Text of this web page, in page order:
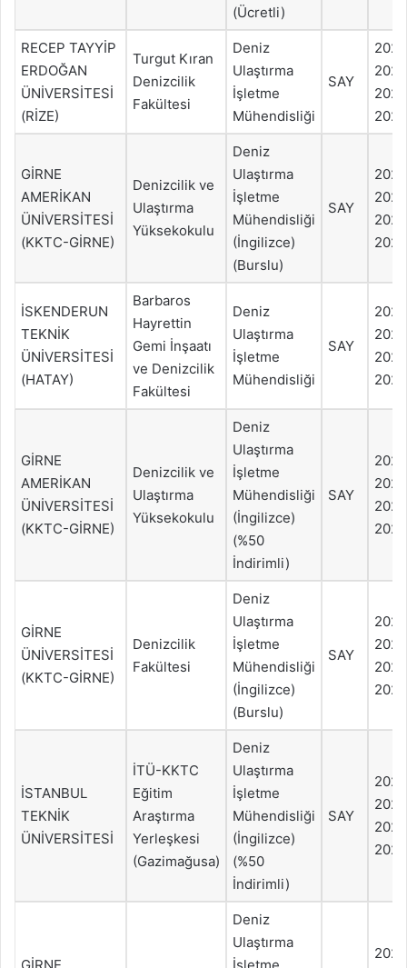
(Ücretli)
RECEP TAYYİP
ERDOĞAN
ÜNİVERSİTESİ
(RİZE)
Turgut Kıran
Denizcilik
Fakültesi
Deniz
Ulaştırma
İşletme
Mühendisliği
SAY
2024
2023
2022
2021
GİRNE
AMERİKAN
ÜNİVERSİTESİ
(KKTC-GİRNE)
Denizcilik ve
Ulaştırma
Yüksekokulu
Deniz
Ulaştırma
İşletme
Mühendisliği
(İngilizce)
(Burslu)
SAY
2024
2023
2022
2021
İSKENDERUN
TEKNİK
ÜNİVERSİTESİ
(HATAY)
Barbaros
Hayrettin
Gemi İnşaatı
ve Denizcilik
Fakültesi
Deniz
Ulaştırma
İşletme
Mühendisliği
SAY
2024
2023
2022
2021
GİRNE
AMERİKAN
ÜNİVERSİTESİ
(KKTC-GİRNE)
Denizcilik ve
Ulaştırma
Yüksekokulu
Deniz
Ulaştırma
İşletme
Mühendisliği
(İngilizce)
(%50
İndirimli)
SAY
2024
2023
2022
2021
GİRNE
ÜNİVERSİTESİ
(KKTC-GİRNE)
Denizcilik
Fakültesi
Deniz
Ulaştırma
İşletme
Mühendisliği
(İngilizce)
(Burslu)
SAY
2024
2023
2022
2021
İSTANBUL
TEKNİK
ÜNİVERSİTESİ
İTÜ-KKTC
Eğitim
Araştırma
Yerleşkesi
(Gazimağusa)
Deniz
Ulaştırma
İşletme
Mühendisliği
(İngilizce)
(%50
İndirimli)
SAY
2024
2023
2022
2021
Deniz
Ulaştırma
2024